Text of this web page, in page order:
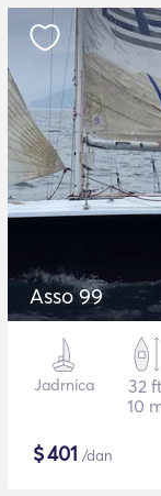
Asso 99
Jadrnica
32
10
$401 /dan